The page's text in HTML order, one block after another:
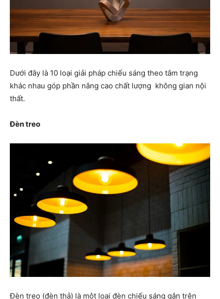
Dưới đây là 10 loại giải pháp chiếu sáng theo tâm trạng
khác nhau góp phần nâng cao chất lượng không gian nội
thất.
Đèn treo
Đèn treo (đèn thả) là một loại đèn chiếu sáng gắn trên